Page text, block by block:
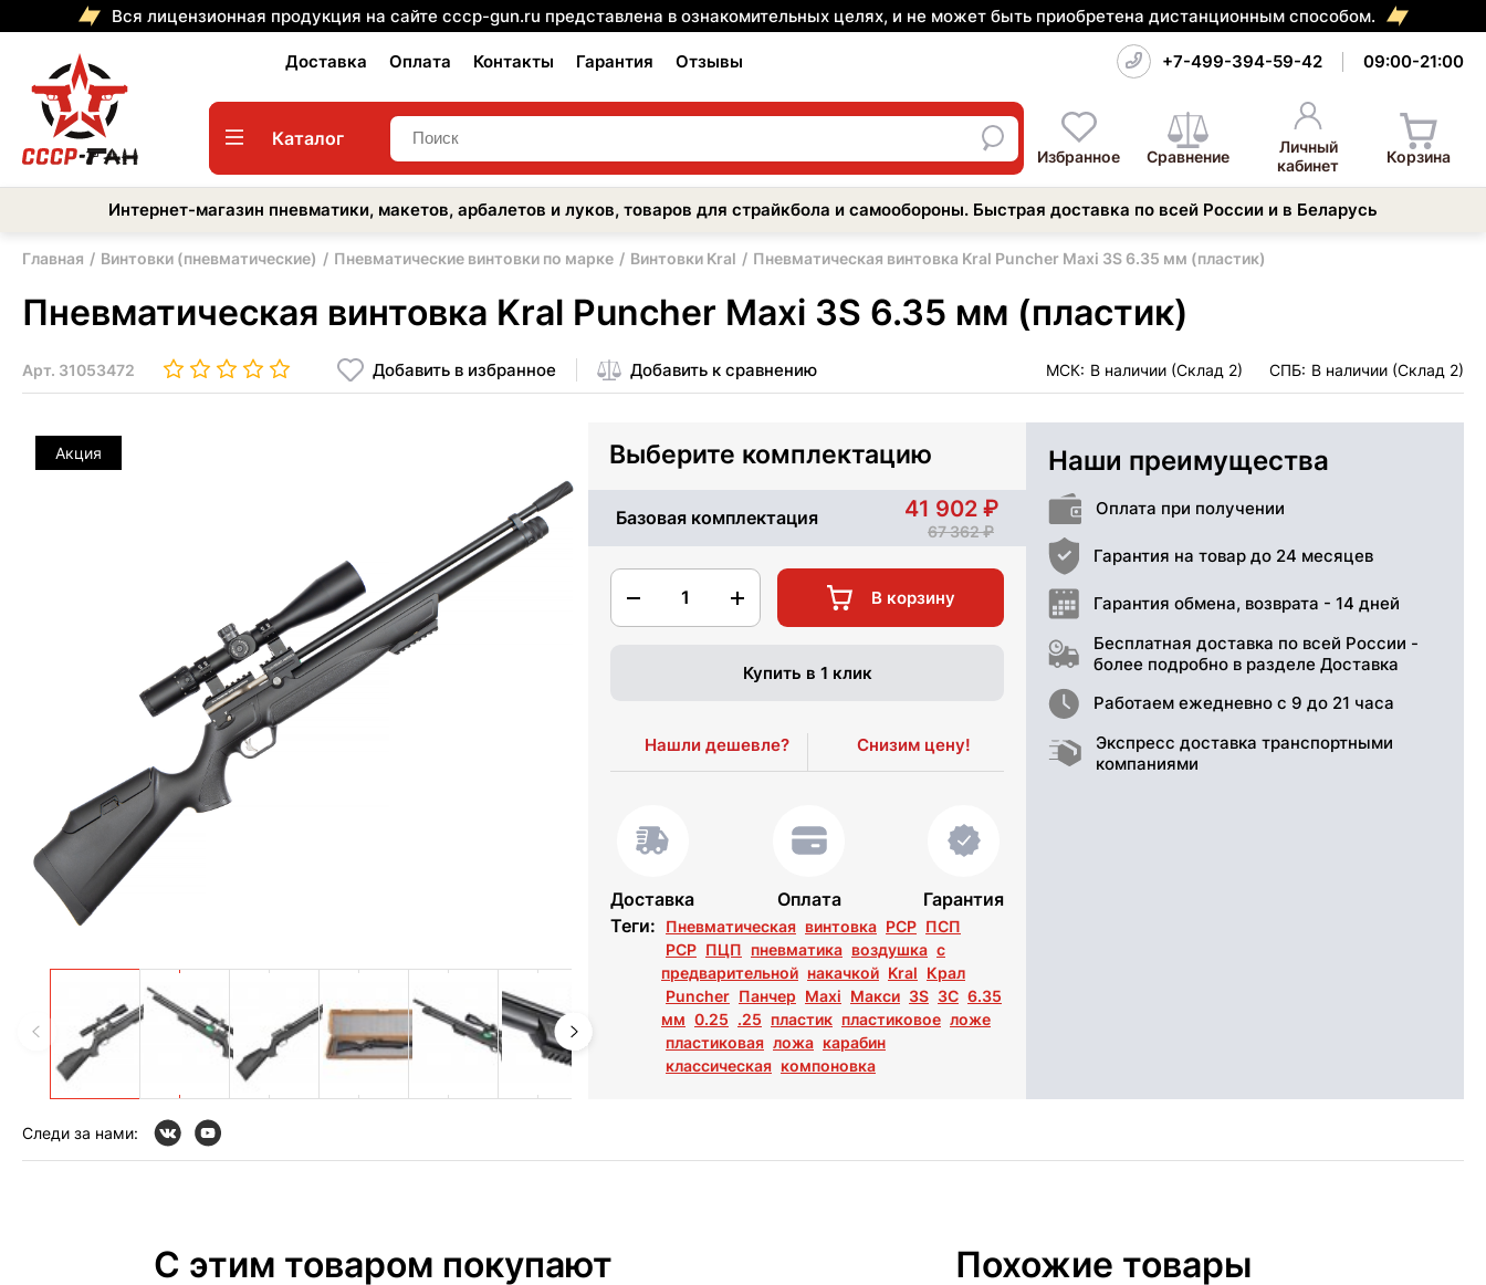
Вся лицензионная продукция на сайте cccp-gun.ru представлена в ознакомительных целях, и не может быть приобретена дистанционным способом.
Доставка Оплата Контакты Гарантия Отзывы +7-499-394-59-42 09:00-21:00
Каталог
Избранное Сравнение
Личный
кабинет
Корзина
Интернет-магазин пневматики, макетов, арбалетов и луков, товаров для страйкбола и самообороны. Быстрая доставка по всей России и в Беларусь
Главная Винтовки (пневматические) Пневматические винтовки по марке Винтовки Kral Пневматическая винтовка Kral Puncher Maxi 3S 6.35 мм (пластик)
Пневматическая винтовка Kral Puncher Maxi 3S 6.35 мм (пластик)
Арт. 31053472 Добавить в избранное Добавить к сравнению МСК: В наличии (Склад 2) СПБ: В наличии (Склад 2)
Акция Выберите комплектацию
Базовая комплектация 41 902
67 362
1 В корзину
Купить в 1 клик
Нашли дешевле? Снизим цену!
Доставка Оплата
Гарантия
Теги:
Пневматическая винтовка PCP ПСП
РСР ПЦП пневматика воздушка с
предварительной накачкой Kral Крал
Puncher Панчер Maxi Макси 3S 3С 6.35
мм 0.25 .25 пластик пластиковое ложе
пластиковая ложа карабин
классическая компоновка
Наши преимущества
Оплата при получении
Гарантия на товар до 24 месяцев
Гарантия обмена, возврата - 14 дней
Бесплатная доставка по всей России -
более подробно в разделе Доставка
Работаем ежедневно с 9 до 21 часа
Экспресс доставка транспортными
компаниями
Следи за нами:
С этим товаром покупают Похожие товары